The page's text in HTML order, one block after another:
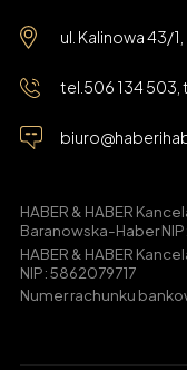
ul. Kalinowa 43/
tel. 506 134 503
HABER & HABER
Baranowska-Haber
HABER & HABER
NIP: 5862079717
Numer rachunku